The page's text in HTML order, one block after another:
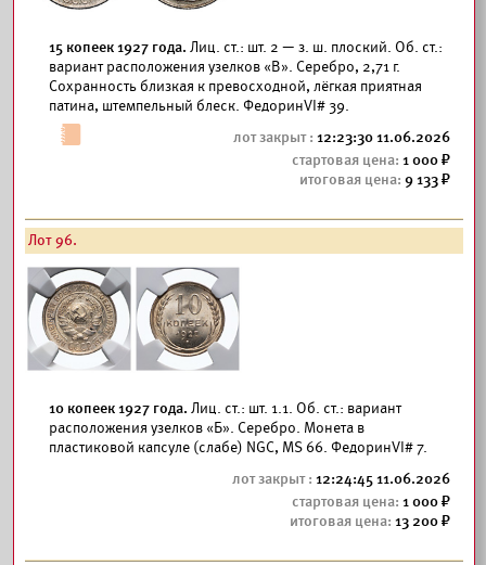
15 копеек 1927 года. Лиц. ст.: шт. 2 — з. ш. плоский. Об. ст.:
вариант расположения узелков «В». Серебро, 2,71 г.
Сохранность близкая к превосходной, лёгкая приятная
патина, штемпельный блеск. ФедоринVI# 39.
12:23:30 11.06.2026
1 000
9 133
Лот 96.
10 копеек 1927 года. Лиц. ст.: шт. 1.1. Об. ст.: вариант
расположения узелков «Б». Серебро. Монета в
пластиковой капсуле (слабе) NGC, MS 66. ФедоринVI# 7.
12:24:45 11.06.2026
1 000
13 200